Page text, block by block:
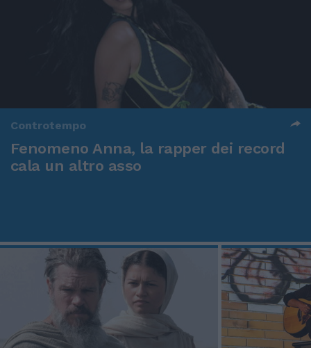
Controtempo
Fenomeno Anna, la rapper dei record
cala un altro asso